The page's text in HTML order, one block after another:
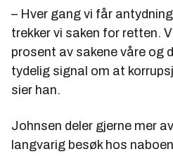
– Hver gang vi får
trekker vi saken for retten.
prosent av sakene våre og
tydelig signal om at
sier han.
Johnsen deler gjerne mer
langvarig besøk hos